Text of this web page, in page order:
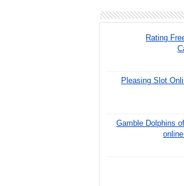
Rating
Pleasing Slot
Gamble Dolphins